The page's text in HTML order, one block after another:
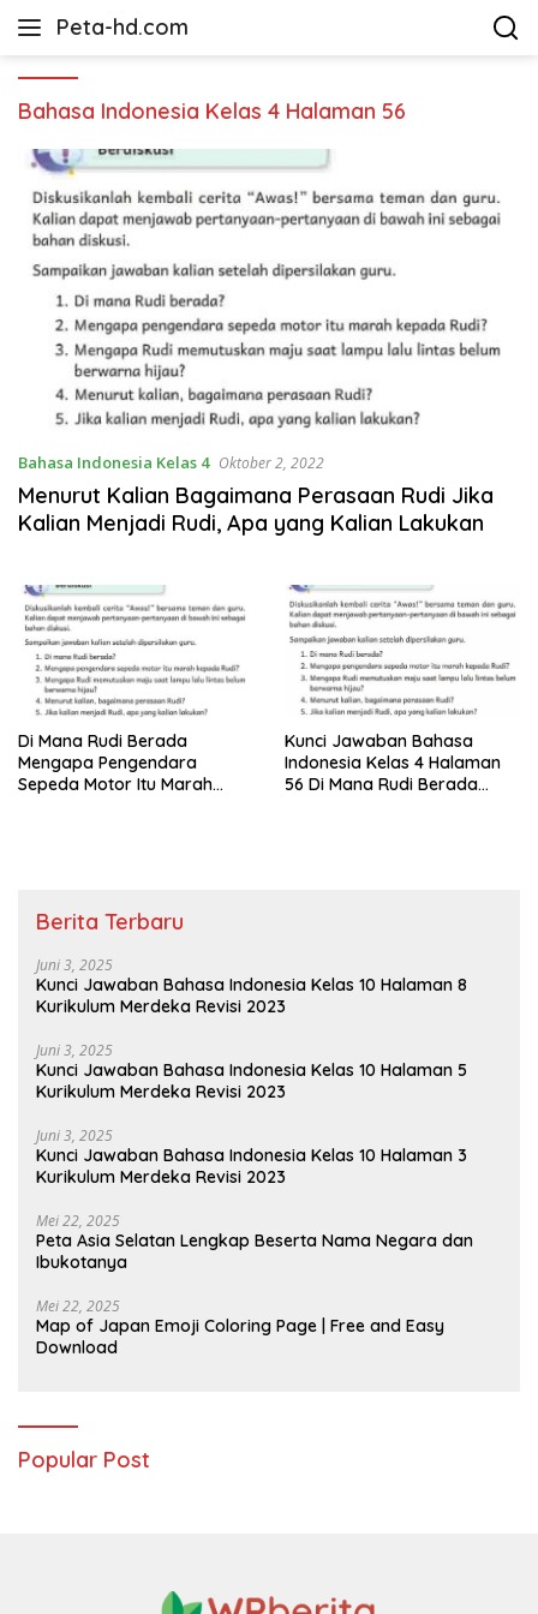
Peta-hd.com
Kumpulan
HD
Bahasa Indonesia Kelas 4 Halaman 56
Bahasa Indonesia Kelas 4 Oktober 2, 2022
Menurut Kalian Bagaimana Perasaan Rudi Jika
Kalian Menjadi Rudi, Apa yang Kalian Lakukan
Di Mana Rudi Berada
Mengapa Pengendara
Sepeda Motor Itu Marah
Kunci Jawaban Bahasa
Indonesia Kelas 4 Halaman
56 Di Mana Rudi Berada
Berita Terbaru
Juni 3, 2025
Kunci Jawaban Bahasa Indonesia Kelas 10 Halaman 8
Kurikulum Merdeka Revisi 2023
Juni 3, 2025
Kunci Jawaban Bahasa Indonesia Kelas 10 Halaman 5
Kurikulum Merdeka Revisi 2023
Juni 3, 2025
Kunci Jawaban Bahasa Indonesia Kelas 10 Halaman 3
Kurikulum Merdeka Revisi 2023
Mei 22, 2025
Peta Asia Selatan Lengkap Beserta Nama Negara dan
Ibukotanya
Mei 22, 2025
Map of Japan Emoji Coloring Page | Free and Easy
Download
Popular Post